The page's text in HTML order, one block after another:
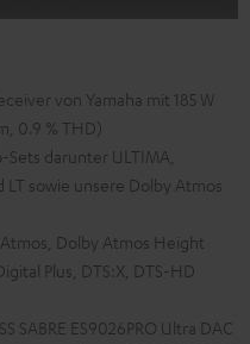
von Yamaha mit 185 W
0.9 % THD)
darunter ULTIMA,
LT sowie unsere Dolby Atmos
Dolby Atmos Height
Plus, DTS:X, DTS-HD
SABRE ES9026PRO Ultra DAC